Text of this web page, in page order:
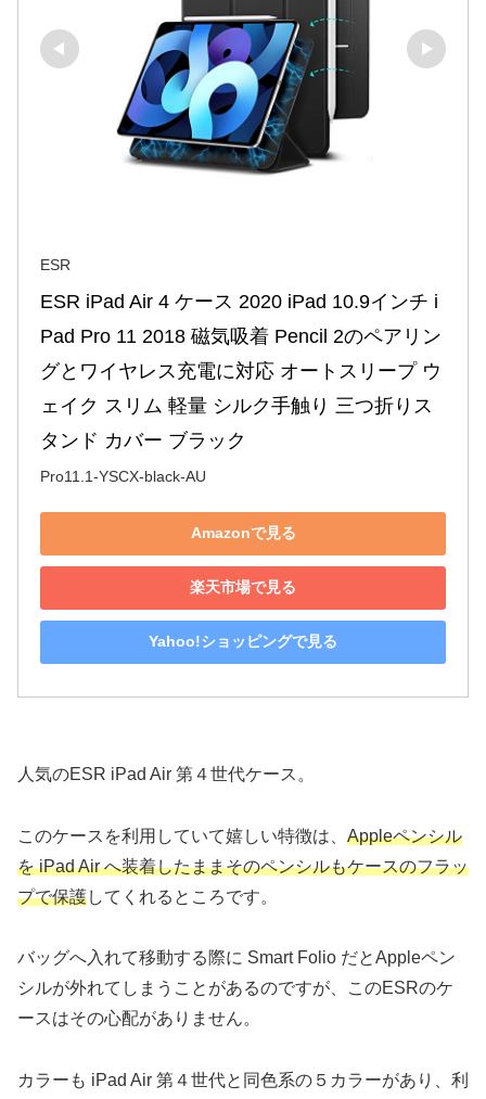
ESR
ESR iPad Air 4 ケース 2020 iPad 10.9インチ i
Pad Pro 11 2018 磁気吸着 Pencil 2のペアリン
グとワイヤレス充電に対応 オートスリープ ウ
ェイク スリム 軽量 シルク手触り 三つ折りス
タンド カバー ブラック
Pro11.1-YSCX-black-AU
Amazonで見る
楽天市場で見る
Yahoo!ショッピングで見る
人気のESR iPad Air 第４世代ケース。
このケースを利用していて嬉しい特徴は、 Appleペンシル
を iPad Air へ装着したままそのペンシルもケースのフラッ
プで保護してくれるところです。
バッグへ入れて移動する際に Smart Folio だとAppleペン
シルが外れてしまうことがあるのですが、このESRのケ
ースはその心配がありません。
カラーも iPad Air 第４世代と同色系の５カラーがあり、利